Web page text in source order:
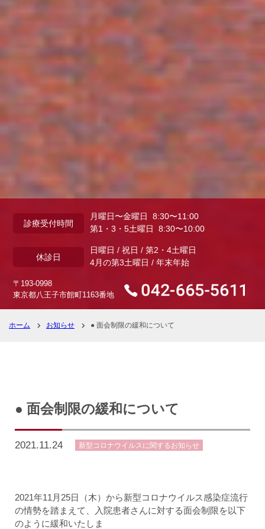
診療受付時間
月曜日〜金曜日 8:30〜11:00
第1・3・5土曜日 8:30〜10:00
休診日
日曜日 / 祝日 / 第2・4土曜日
4月の第3土曜日 / 年末年始
〒193-0998
東京都八王子市館町1163番地
ホーム お知らせ ● 面会制限の緩和について
● 面会制限の緩和について
2021.11.24 新型コロナウイルスに関するお知らせ
2021年11 月 25日（木）から新型コロナウイルス感染症流行
の情勢を踏まえて、入院患者さんに対する面会制限を以下
のように緩和いたしま